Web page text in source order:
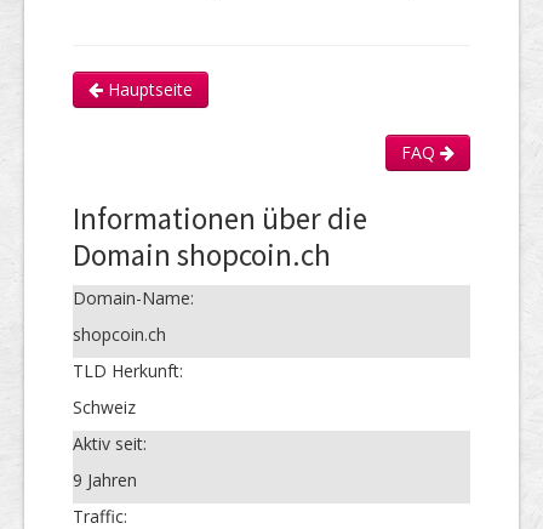
Hauptseite
FAQ
Informationen über die
Domain shopcoin.ch
Domain-Name:
shopcoin.ch
TLD Herkunft:
Schweiz
Aktiv seit:
9 Jahren
Traffic: